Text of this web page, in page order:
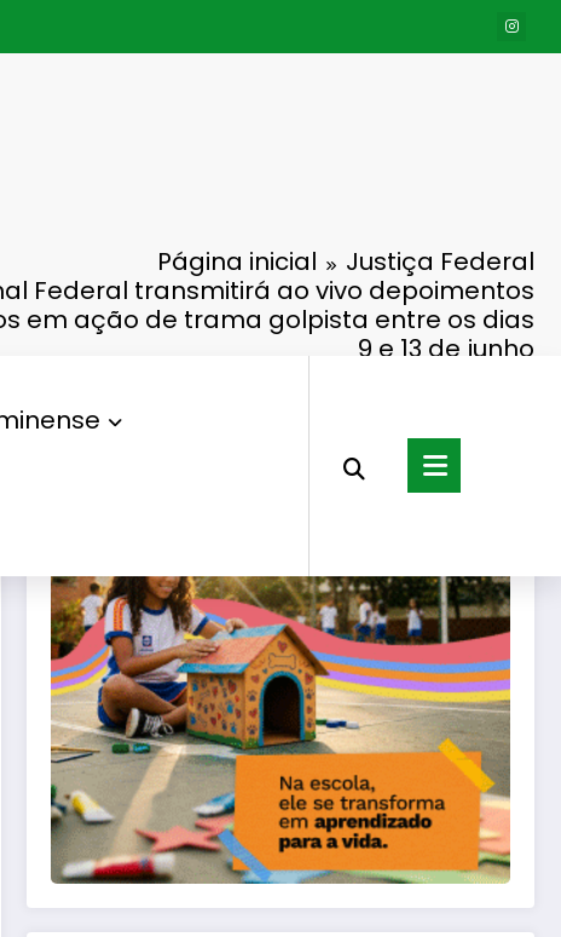
Página inicial
Justiça Federal
Federal transmitirá ao vivo depoimentos
em ação de trama golpista entre os dias
9 e 13 de junho